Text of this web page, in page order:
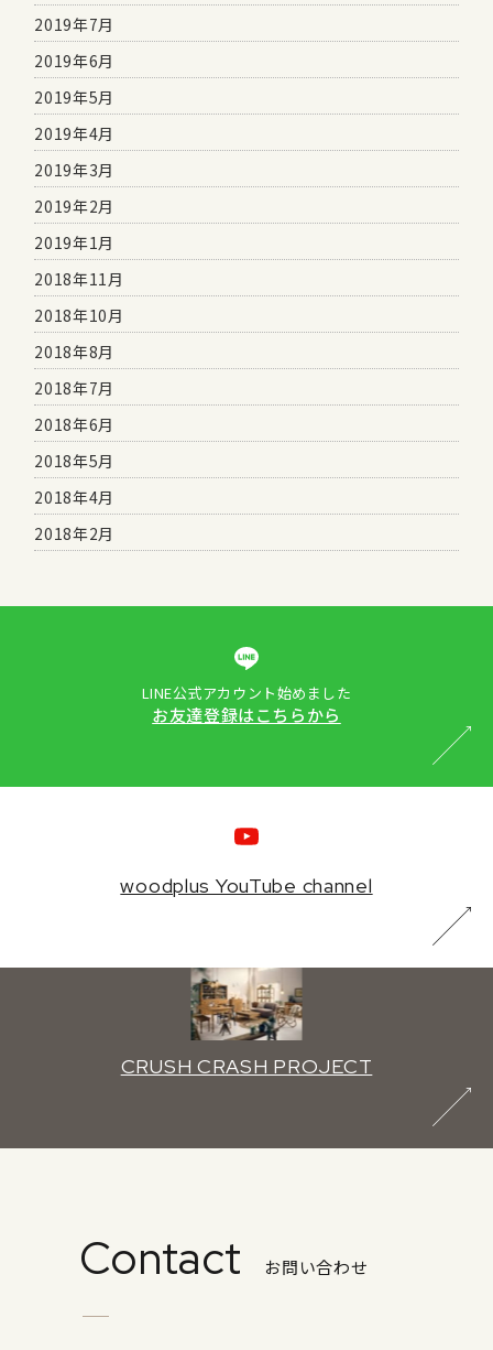
2019年7月
2019年6月
2019年5月
2019年4月
2019年3月
2019年2月
2019年1月
2018年11月
2018年10月
2018年8月
2018年7月
2018年6月
2018年5月
2018年4月
2018年2月
LINE公式アカウント始めました
お友達登録はこちらから
woodplus YouTube channel
CRUSH CRASH PROJECT
Contact お問い合わせ